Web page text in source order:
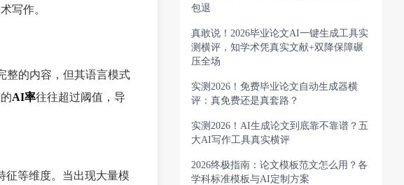
写作。
整的内容，但其语言模式
AI率往往超过阈值，导
征等维度。当出现大量模
包退
真敢说！2026毕业论文AI一键生成工具实
测横评，知学术凭真实文献+双降保障碾
压全场
实测2026！免费毕业论文自动生成器横
评：真免费还是真套路？
实测2026！AI生成论文到底靠不靠谱？五
大AI写作工具真实横评
2026终极指南：论文模板范文怎么用？各
学科标准模板与AI定制方案